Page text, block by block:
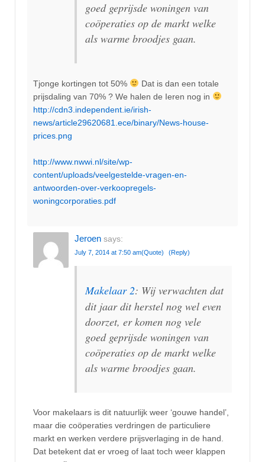
goed geprijsde woningen van
coöperaties op de markt welke
als warme broodjes gaan.
Tjonge kortingen tot 50%
Dat is dan een totale
prijsdaling van 70% ? We halen de Ieren nog in
http://cdn3.independent.ie/irish-
news/article29620681.ece/binary/News-house-
prices.png
http://www.nwwi.nl/site/wp-
content/uploads/veelgestelde-vragen-en-
antwoorden-over-verkoopregels-
woningcorporaties.pdf
Jeroen says:
July 7, 2014 at 7:50 am(Quote) (Reply)
Makelaar 2: Wij verwachten dat
dit jaar dit herstel nog wel even
doorzet, er komen nog vele
goed geprijsde woningen van
coöperaties op de markt welke
als warme broodjes gaan.
Voor makelaars is dit natuurlijk weer ‘gouwe handel’,
maar die coöperaties verdringen de particuliere
markt en werken verdere prijsverlaging in de hand.
Dat betekent dat er vroeg of laat toch weer klappen